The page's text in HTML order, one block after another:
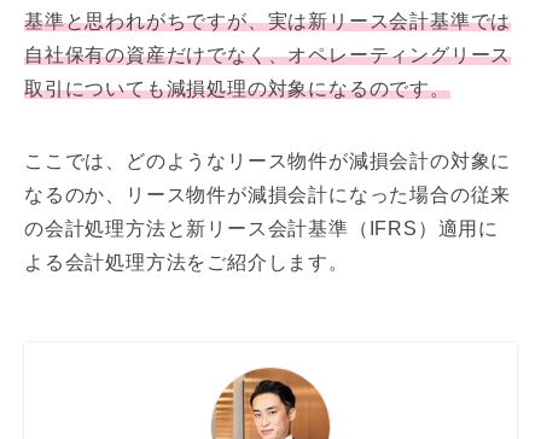
基準と思われがちですが、実は新リース会計基準では
自社保有の資産だけでなく、オペレーティングリース
取引についても減損処理の対象になるのです。
ここでは、どのようなリース物件が減損会計の対象に
なるのか、リース物件が減損会計になった場合の従来
の会計処理方法と新リース会計基準（IFRS）適用に
よる会計処理方法をご紹介します。